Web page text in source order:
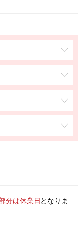
分は休業日 となりま